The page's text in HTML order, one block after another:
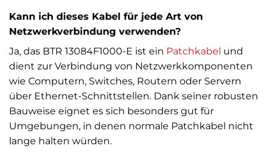
Kann ich dieses Kabel für jede Art von
Netzwerkverbindung verwenden?
Ja, das BTR 13084F1000-E ist ein Patchkabel und
dient zur Verbindung von Netzwerkkomponenten
wie Computern, Switches, Routern oder Servern
über Ethernet-Schnittstellen. Dank seiner robusten
Bauweise eignet es sich besonders gut für
Umgebungen, in denen normale Patchkabel nicht
lange halten würden.